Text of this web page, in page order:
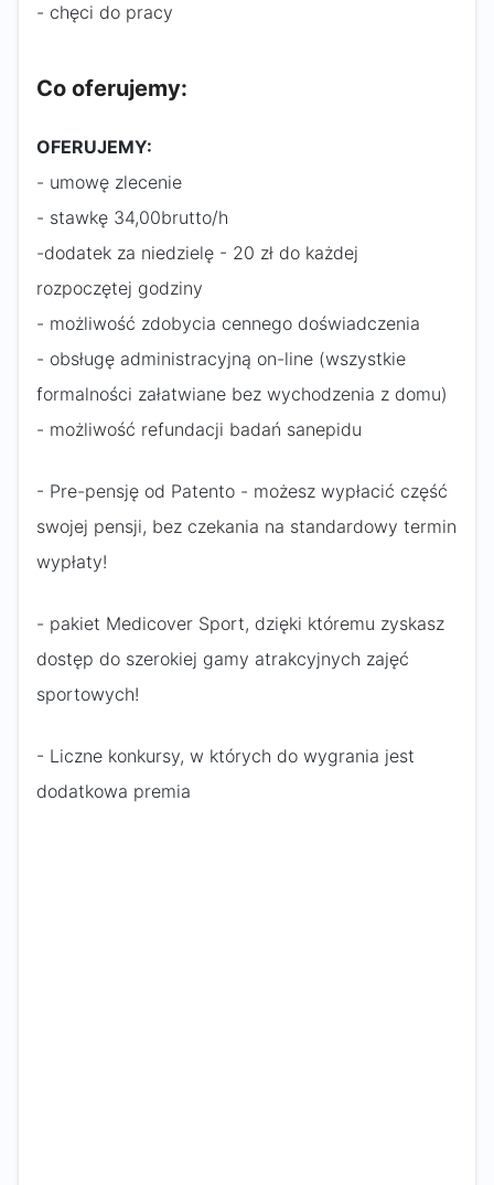
- chęci do pracy
Co oferujemy:
OFERUJEMY:
- umowę zlecenie
- stawkę 34,00brutto/h
-dodatek za niedzielę - 20 zł do każdej
rozpoczętej godziny
- możliwość zdobycia cennego doświadczenia
- obsługę administracyjną on-line (wszystkie
formalności załatwiane bez wychodzenia z domu)
- możliwość refundacji badań sanepidu
- Pre-pensję od Patento - możesz wypłacić część
swojej pensji, bez czekania na standardowy termin
wypłaty!
- pakiet Medicover Sport, dzięki któremu zyskasz
dostęp do szerokiej gamy atrakcyjnych zajęć
sportowych!
- Liczne konkursy, w których do wygrania jest
dodatkowa premia